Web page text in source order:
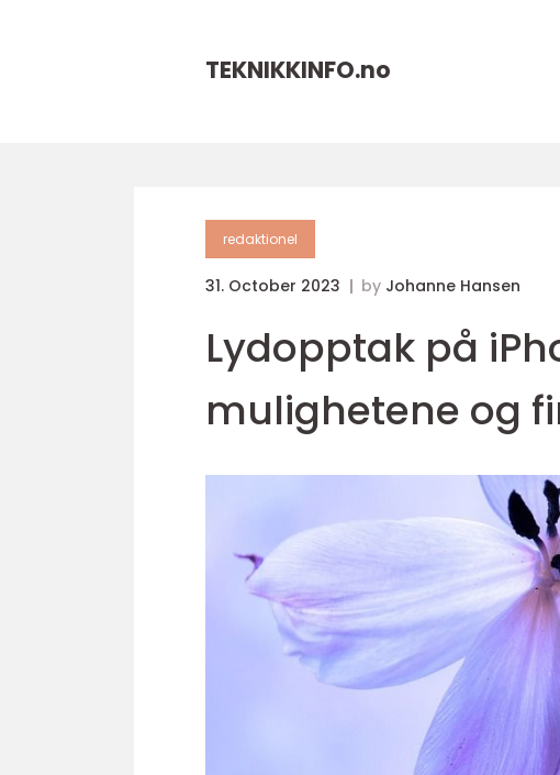
TEKNIKKINFO.no
redaktionel
31. October 2023 by Johanne Hansen
Lydopptak på
mulighetene og